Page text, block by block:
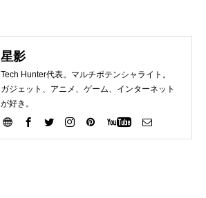
星影
Tech Hunter代表。マルチポテンシャライト。
ガジェット、アニメ、ゲーム、インターネット
が好き。